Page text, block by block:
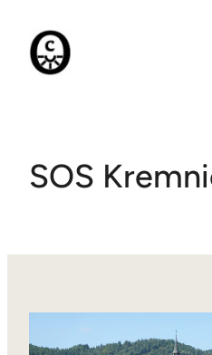
obsah
SOS